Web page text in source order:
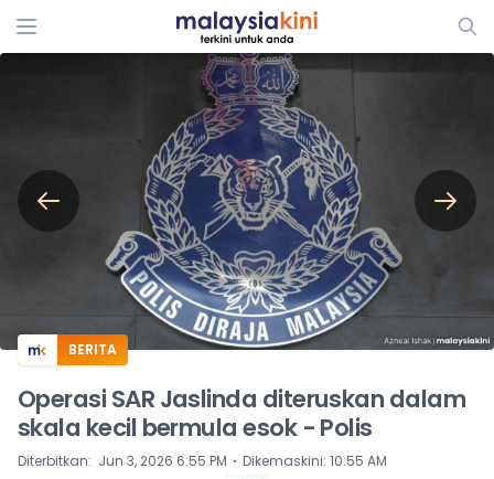
ADS
BERITA
Operasi SAR Jaslinda diteruskan dalam
skala kecil bermula esok - Polis
Diterbitkan: Jun 3, 2026 6:55 PM ⋅ Dikemaskini: 10:55 AM